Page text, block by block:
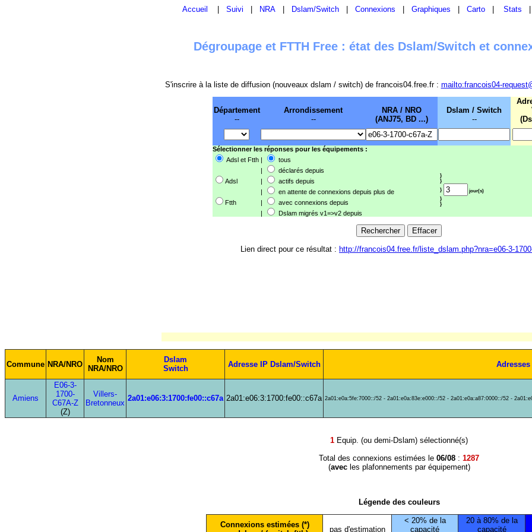
Accueil Suivi NRA Dslam/Switch Connexions Graphiques Carto Stats
Dégroupage et FTTH Free : état des Dslam/Switch et
S'inscrire à la liste de diffusion (nouveaux dslam / switch) de francois04.free.fr : mailto:francois04-
Département
--
Arrondissement
--
NRA / NRO
(ANJ75, BD ...)
Dslam / Switch
--
Sélectionner les réponses pour les équipements :
Adsl et Ftth |
tous
|
déclarés depuis
}
}
}
jour(s)
}
}
Adsl |
actifs depuis
|
en attente de connexions depuis plus de
Ftth
|
avec connexions depuis
|
Dslam migrés v1=>v2 depuis
Lien direct pour ce résultat : http://francois04.free.fr/liste_dslam.php?nra=e06-3-
Commune NRA/NRO
Nom
NRA/NRO
Dslam
Switch
Adresse IP Dslam/Switch
Amiens
E06-3-
1700-
C67A-Z
(Z)
Villers-
Bretonneux
2a01:e06:3:1700:fe00::c67a 2a01:e06:3:1700:fe00::c67a 2a01:e0a:5fe:7000::/52 - 2a01:e0a:83e:e000::/52 - 2a01:e0a:a87:0000::/52 -
1 Equip. (ou demi-Dslam) sélectionné(s)
Total des connexions estimées le 06/08 : 1287
(avecles plafonnements par équipement)
Légende des couleurs
Connexions estimées (*)
pas d'estimation
< 20% de la
capacité
20 à 80% de la
capacité